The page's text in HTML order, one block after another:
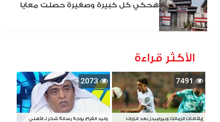
هحكي كل كبيرة وصغيرة حصلت معايا
الأكثر قراءة
7491
إيقافات الزمالك وبيراميدز بعد قرارات
2073
وليد الفراج يوجه رسالة شكر لـ الأهلي